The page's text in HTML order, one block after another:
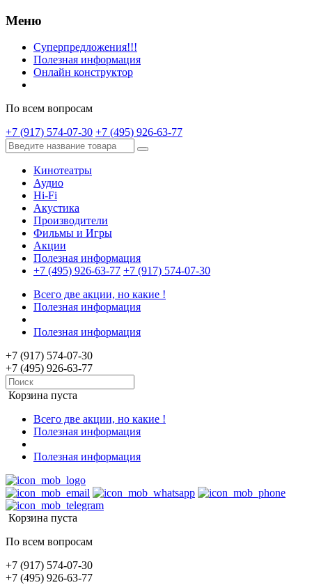
Меню
Суперпредложения!!!
Полезная информация
Онлайн конструктор
По всем вопросам
+7 (917) 574-07-30 +7 (495) 926-63-77
Кинотеатры
Аудио
Hi-Fi
Акустика
Производители
Фильмы и Игры
Акции
Полезная информация
+7 (495) 926-63-77 +7 (917) 574-07-30
Всего две акции, но какие !
Полезная информация
Полезная информация
+7 (917) 574-07-30
+7 (495) 926-63-77
Корзина пуста
Всего две акции, но какие !
Полезная информация
Полезная информация
Корзина пуста
По всем вопросам
+7 (917) 574-07-30
+7 (495) 926-63-77